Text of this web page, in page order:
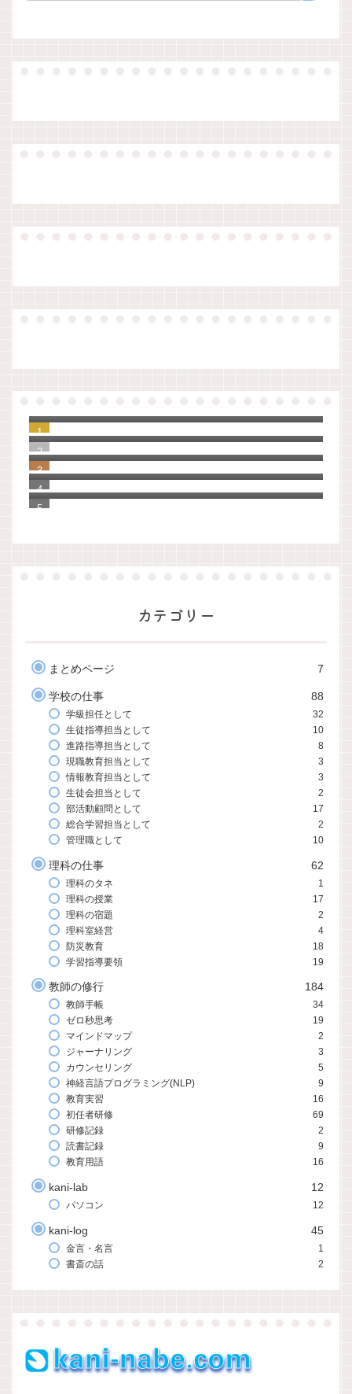
に決めました。
知らなかった！教員の夏季休暇の理由は３
つしかない。
【ゼロ秒思考】自分を大切に思えるように
なる100の質問
「Evernote」から「UpNote」へ20年分の
手帳とノートを移行してわかったこと
カテゴリー
まとめページ 7
学校の仕事 88
学級担任として
32
生徒指導担当として
10
進路指導担当として
8
現職教育担当として
3
情報教育担当として
3
生徒会担当として
2
部活動顧問として
17
総合学習担当として
2
管理職として
10
理科の仕事 62
理科のタネ
1
理科の授業
17
理科の宿題
2
理科室経営
4
防災教育
18
学習指導要領
19
教師の修行 184
教師手帳
34
ゼロ秒思考
19
マインドマップ
2
ジャーナリング
3
カウンセリング
5
神経言語プログラミング(NLP)
9
教育実習
16
初任者研修
69
研修記録
2
読書記録
9
教育用語
16
kani-lab 12
パソコン 12
kani-log 45
金言・名言
1
書斎の話
2